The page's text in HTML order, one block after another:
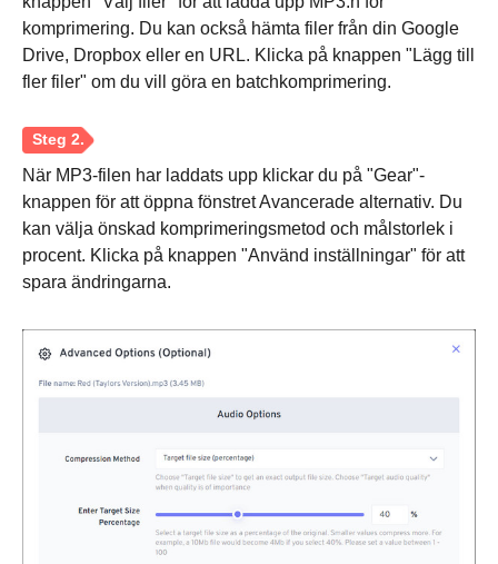
Steg 3.
komprimering. Du kan också hämta filer från din Google
Drive, Dropbox eller en URL. Klicka på knappen "Lägg till
fler filer" om du vill göra en batchkomprimering.
När MP3-filen har laddats upp klickar du på "Gear"-
knappen för att öppna fönstret Avancerade alternativ. Du
kan välja önskad komprimeringsmetod och målstorlek i
procent. Klicka på knappen "Använd inställningar" för att
spara ändringarna.